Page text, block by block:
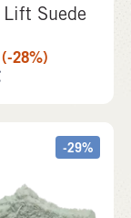
Suede
(-28%)
-29%